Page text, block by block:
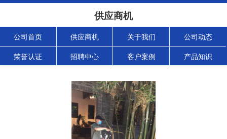
供应商机
公司首页 供应商机 关于我们 公司动态
荣誉认证 招聘中心 客户案例 产品知识